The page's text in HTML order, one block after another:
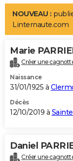
LIFESTYLE
Art de vivre
Bien-être
Loisirs
Mode
Modes de vie
Alimentation
Guide de la santé
Maladies
Médicaments
Sommeil
VOYAGE
Destinations
City break
Voyage nature
Voyage de noces
Forum
Climat
+PHOTO
GUIDES D'ACHAT
BONS PLANS
Carte de Noël
Carte Bonne année
Carte Saint-Valentin
Carte Pâques
Carte d'anniversaire
DICTIONNAIRE
NOUVEAU :
Linternaute.com
Marie
Créer une
Naissance
31/01/1925 à
Décès
12/10/2019 à
Daniel
Créer une